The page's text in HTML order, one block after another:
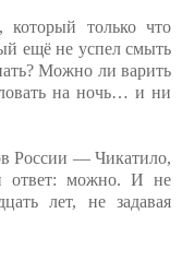
только что
ещё не успел смыть
Можно ли варить
на ночь… и ни
России — Чикатило,
ответ: можно. И не
лет, не задавая